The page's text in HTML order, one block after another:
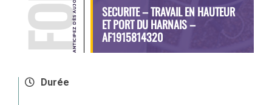
SECURITE – TRAVAIL EN HAUTEUR
ET PORT DU HARNAIS –
AF1915814320
Durée